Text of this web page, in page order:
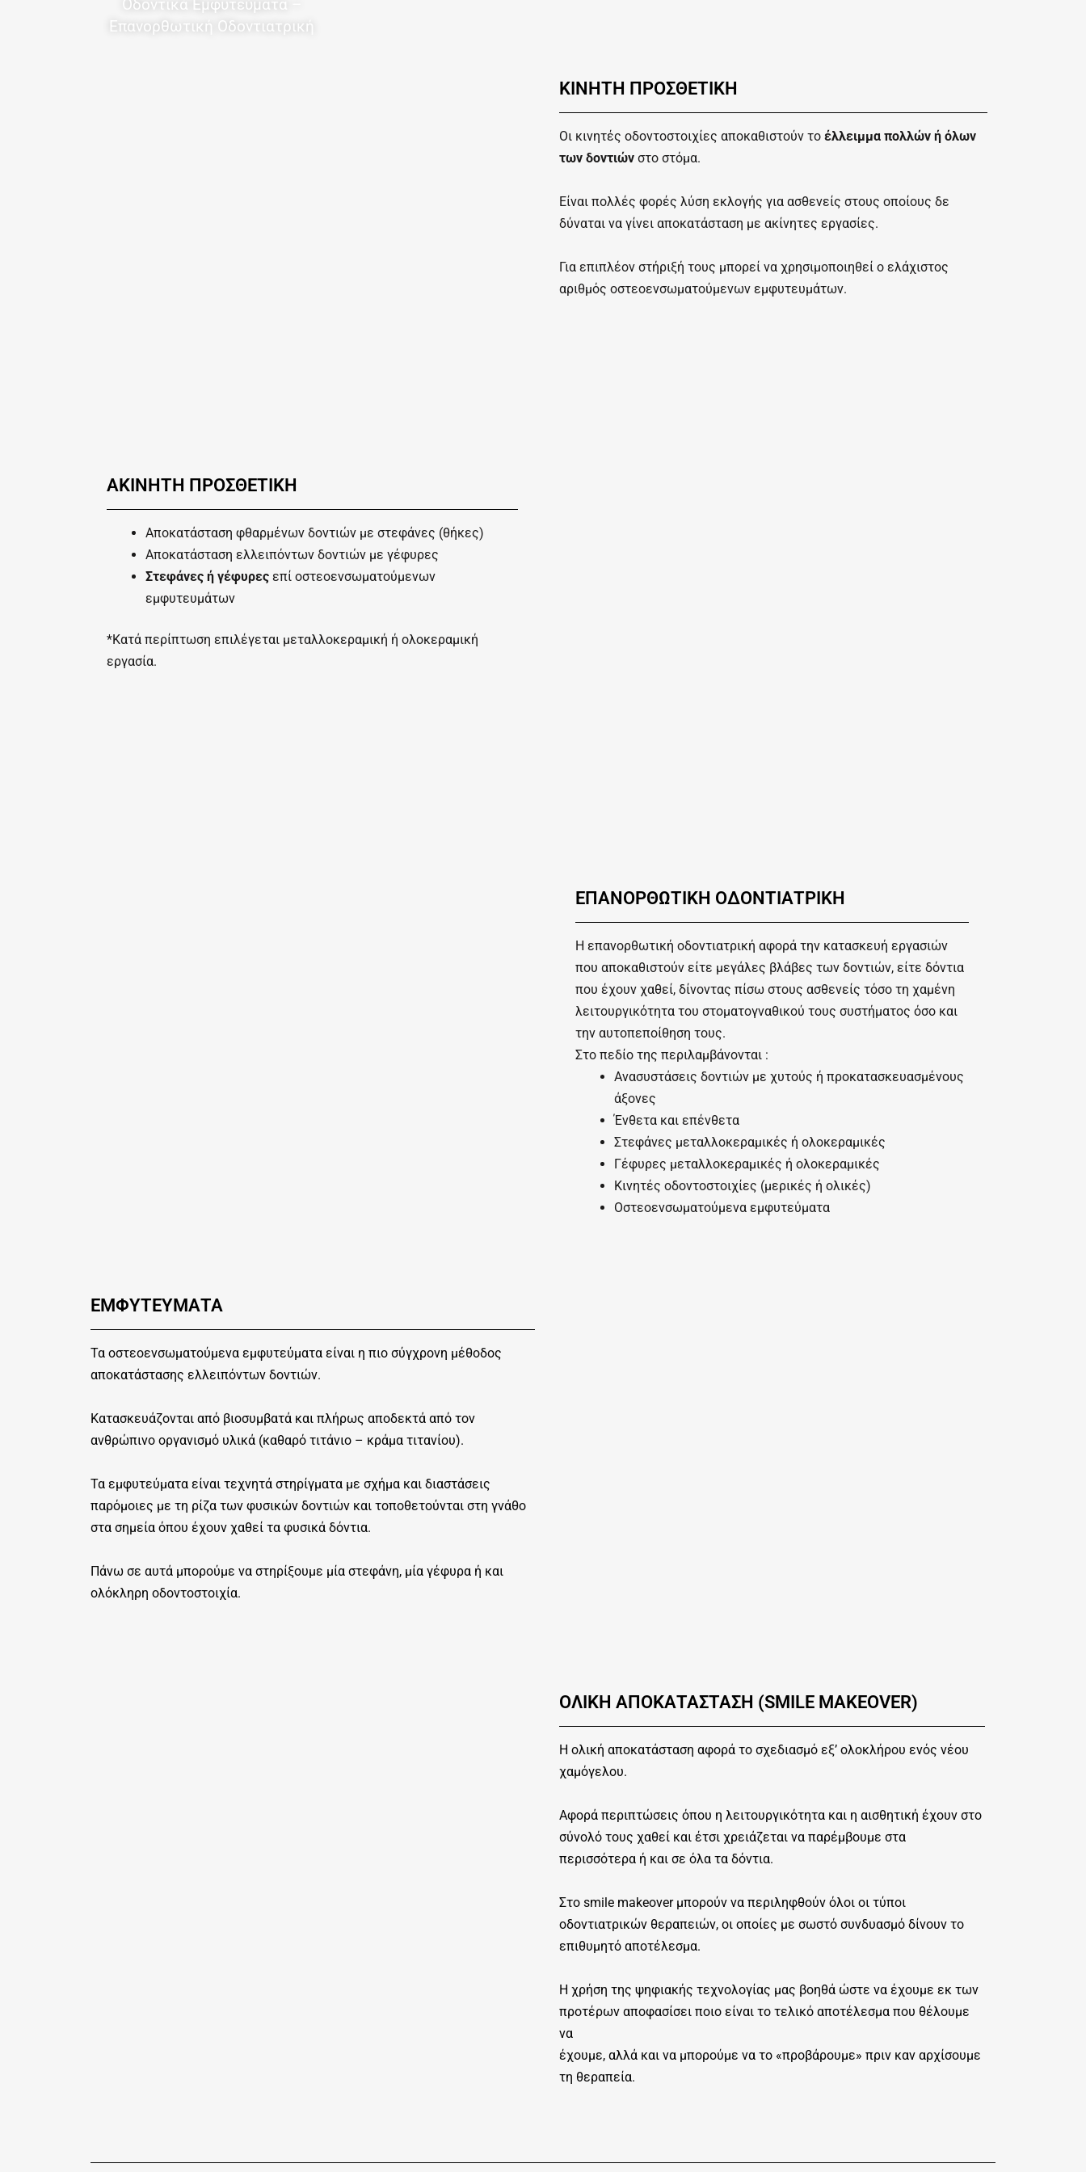
Οδοντικά Εμφυτεύματα –
Επανορθωτική Οδοντιατρική
ΚΙΝΗΤΗ ΠΡΟΣΘΕΤΙΚΗ
Οι κινητές οδοντοστοιχίες αποκαθιστούν το έλλειμμα πολλών ή όλων
των δοντιών στο στόμα.
Είναι πολλές φορές λύση εκλογής για ασθενείς στους οποίους δε
δύναται να γίνει αποκατάσταση με ακίνητες εργασίες.
Για επιπλέον στήριξή τους μπορεί να χρησιμοποιηθεί ο ελάχιστος
αριθμός οστεοενσωματούμενων εμφυτευμάτων.
ΑΚΙΝΗΤΗ ΠΡΟΣΘΕΤΙΚΗ
Αποκατάσταση φθαρμένων δοντιών με στεφάνες (θήκες)
Αποκατάσταση ελλειπόντων δοντιών με γέφυρες
Στεφάνες ή γέφυρες επί οστεοενσωματούμενων
εμφυτευμάτων
*Κατά περίπτωση επιλέγεται μεταλλοκεραμική ή ολοκεραμική
εργασία.
ΕΠΑΝΟΡΘΩΤΙΚΗ ΟΔΟΝΤΙΑΤΡΙΚΗ
Η επανορθωτική οδοντιατρική αφορά την κατασκευή εργασιών
που αποκαθιστούν είτε μεγάλες βλάβες των δοντιών, είτε δόντια
που έχουν χαθεί, δίνοντας πίσω στους ασθενείς τόσο τη χαμένη
λειτουργικότητα του στοματογναθικού τους συστήματος όσο και
την αυτοπεποίθηση τους.
Στο πεδίο της περιλαμβάνονται :
Ανασυστάσεις δοντιών με χυτούς ή προκατασκευασμένους
άξονες
Ένθετα και επένθετα
Στεφάνες μεταλλοκεραμικές ή ολοκεραμικές
Γέφυρες μεταλλοκεραμικές ή ολοκεραμικές
Κινητές οδοντοστοιχίες (μερικές ή ολικές)
Οστεοενσωματούμενα εμφυτεύματα
ΕΜΦΥΤΕΥΜΑΤΑ
Τα οστεοενσωματούμενα εμφυτεύματα είναι η πιο σύγχρονη μέθοδος
αποκατάστασης ελλειπόντων δοντιών.
Κατασκευάζονται από βιοσυμβατά και πλήρως αποδεκτά από τον
ανθρώπινο οργανισμό υλικά (καθαρό τιτάνιο – κράμα τιτανίου).
Τα εμφυτεύματα είναι τεχνητά στηρίγματα με σχήμα και διαστάσεις
παρόμοιες με τη ρίζα των φυσικών δοντιών και τοποθετούνται στη γνάθο
στα σημεία όπου έχουν χαθεί τα φυσικά δόντια.
Πάνω σε αυτά μπορούμε να στηρίξουμε μία στεφάνη, μία γέφυρα ή και
ολόκληρη οδοντοστοιχία.
ΟΛΙΚΗ ΑΠΟΚΑΤΑΣΤΑΣΗ (SMILE MAKEOVER)
Η ολική αποκατάσταση αφορά το σχεδιασμό εξ’ ολοκλήρου ενός νέου
χαμόγελου.
Αφορά περιπτώσεις όπου η λειτουργικότητα και η αισθητική έχουν στο
σύνολό τους χαθεί και έτσι χρειάζεται να παρέμβουμε στα
περισσότερα ή και σε όλα τα δόντια.
Στο smile makeover μπορούν να περιληφθούν όλοι οι τύποι
οδοντιατρικών θεραπειών, οι οποίες με σωστό συνδυασμό δίνουν το
επιθυμητό αποτέλεσμα.
Η χρήση της ψηφιακής τεχνολογίας μας βοηθά ώστε να έχουμε εκ των
προτέρων αποφασίσει ποιο είναι το τελικό αποτέλεσμα που θέλουμε
να
έχουμε, αλλά και να μπορούμε να το «προβάρουμε» πριν καν αρχίσουμε
τη θεραπεία.